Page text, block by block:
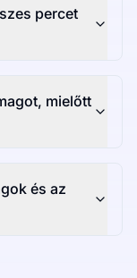
percet
mielőtt
és az